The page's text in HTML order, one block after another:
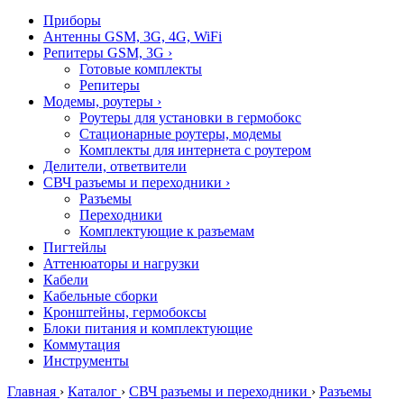
Приборы
Антенны GSM, 3G, 4G, WiFi
Репитеры GSM, 3G ›
Готовые комплекты
Репитеры
Модемы, роутеры ›
Роутеры для установки в гермобокс
Стационарные роутеры, модемы
Комплекты для интернета с роутером
Делители, ответвители
СВЧ разъемы и переходники ›
Разъемы
Переходники
Комплектующие к разъемам
Пигтейлы
Аттенюаторы и нагрузки
Кабели
Кабельные сборки
Кронштейны, гермобоксы
Блоки питания и комплектующие
Коммутация
Инструменты
Главная › Каталог › СВЧ разъемы и переходники › Разъемы